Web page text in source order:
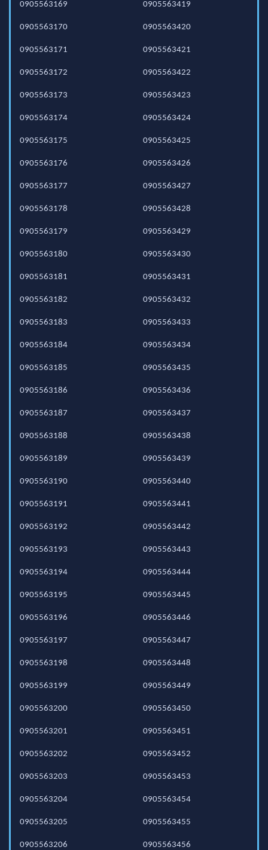
0905563169
0905563170
0905563171
0905563172
0905563173
0905563174
0905563175
0905563176
0905563177
0905563178
0905563179
0905563180
0905563181
0905563182
0905563183
0905563184
0905563185
0905563186
0905563187
0905563188
0905563189
0905563190
0905563191
0905563192
0905563193
0905563194
0905563195
0905563196
0905563197
0905563198
0905563199
0905563200
0905563201
0905563202
0905563203
0905563204
0905563205
0905563206
0905563419
0905563420
0905563421
0905563422
0905563423
0905563424
0905563425
0905563426
0905563427
0905563428
0905563429
0905563430
0905563431
0905563432
0905563433
0905563434
0905563435
0905563436
0905563437
0905563438
0905563439
0905563440
0905563441
0905563442
0905563443
0905563444
0905563445
0905563446
0905563447
0905563448
0905563449
0905563450
0905563451
0905563452
0905563453
0905563454
0905563455
0905563456